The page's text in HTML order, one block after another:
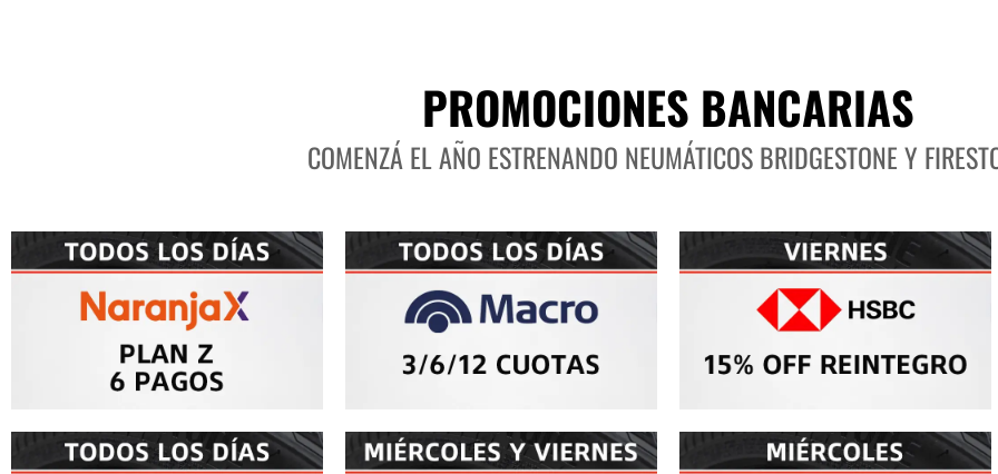
PROMOCIONES BANCARIAS
COMENZÁ EL AÑO ESTRENANDO NEUMÁTICOS BRIDGESTONE Y